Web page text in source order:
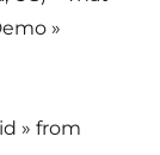
»
» from